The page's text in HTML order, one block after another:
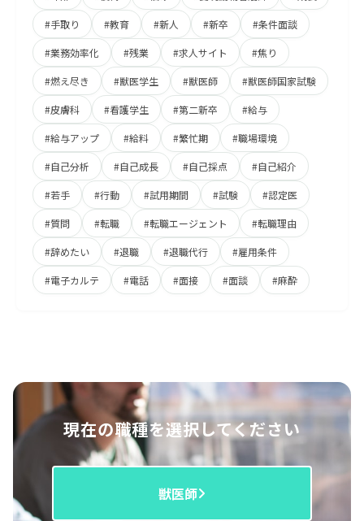
#手取り #教育 #新人 #新卒 #条件面談
#業務効率化 #残業 #求人サイト #焦り
#燃え尽き #獣医学生 #獣医師 #獣医師国家試験
#皮膚科 #看護学生 #第二新卒 #給与
#給与アップ #給料 #繁忙期 #職場環境
#自己分析 #自己成長 #自己採点 #自己紹介
#若手 #行動 #試用期間 #試験 #認定医
#質問 #転職 #転職エージェント #転職理由
#辞めたい #退職 #退職代行 #雇用条件
#電子カルテ #電話 #面接 #面談 #麻酔
現在の職種を選択してください
獣医師